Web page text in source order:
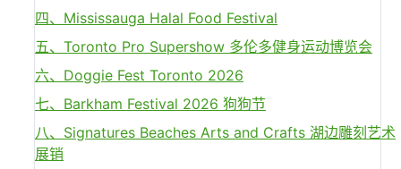
四、Mississauga Halal Food Festival
五、Toronto Pro Supershow 多伦多健身运动博览会
六、Doggie Fest Toronto 2026
七、Barkham Festival 2026 狗狗节
八、Signatures Beaches Arts and Crafts 湖边雕刻艺术
展销